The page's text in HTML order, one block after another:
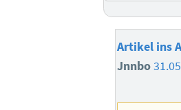
Artikel ins
Jnnbo